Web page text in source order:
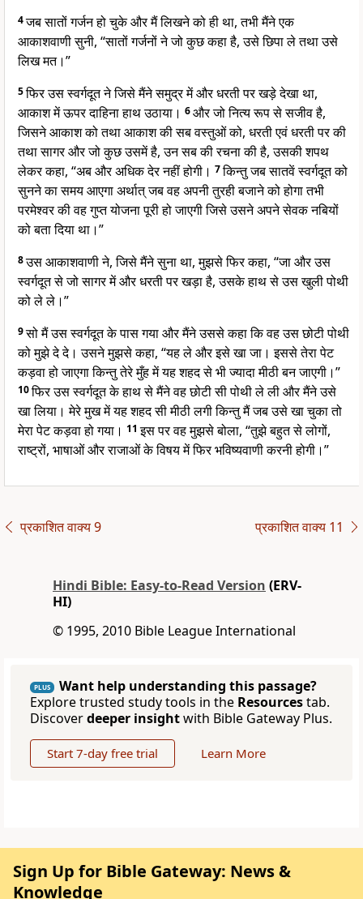
4जब सातों गर्जन हो चुके और मैं लिखने को ही था, तभी मैंने एक
आकाशवाणी सुनी, “सातों गर्जनों ने जो कुछ कहा है, उसे छिपा ले तथा उसे
लिख मत।”
5फिर उस स्वर्गदूत ने जिसे मैंने समुद्र में और धरती पर खड़े देखा था,
आकाश में ऊपर दाहिना हाथ उठाया। 6और जो नित्य रूप से सजीव है,
जिसने आकाश को तथा आकाश की सब वस्तुओं को, धरती एवं धरती पर की
तथा सागर और जो कुछ उसमें है, उन सब की रचना की है, उसकी शपथ
लेकर कहा, “अब और अधिक देर नहीं होगी। 7किन्तु जब सातवें स्वर्गदूत को
सुनने का समय आएगा अर्थात् जब वह अपनी तुरही बजाने को होगा तभी
परमेश्वर की वह गुप्त योजना पूरी हो जाएगी जिसे उसने अपने सेवक नबियों
को बता दिया था।”
8उस आकाशवाणी ने, जिसे मैंने सुना था, मुझसे फिर कहा, “जा और उस
स्वर्गदूत से जो सागर में और धरती पर खड़ा है, उसके हाथ से उस खुली पोथी
को ले ले।”
9सो मैं उस स्वर्गदूत के पास गया और मैंने उससे कहा कि वह उस छोटी पोथी
को मुझे दे दे। उसने मुझसे कहा, “यह ले और इसे खा जा। इससे तेरा पेट
कड़वा हो जाएगा किन्तु तेरे मुँह में यह शहद से भी ज्यादा मीठी बन जाएगी।”
10फिर उस स्वर्गदूत के हाथ से मैंने वह छोटी सी पोथी ले ली और मैंने उसे
खा लिया। मेरे मुख में यह शहद सी मीठी लगी किन्तु मैं जब उसे खा चुका तो
मेरा पेट कड़वा हो गया। 11इस पर वह मुझसे बोला, “तुझे बहुत से लोगों,
राष्ट्रों, भाषाओं और राजाओं के विषय में फिर भविष्यवाणी करनी होगी।”
प्रकाशित वाक्य 9 प्रकाशित वाक्य 11
Hindi Bible: Easy-to-Read Version (ERV-
HI)
© 1995, 2010 Bible League International
PLUS
Want help understanding this passage?
Explore trusted study tools in the Resourcestab.
Discoverdeeper insightwith Bible Gateway Plus.
Start 7-day free trial Learn More
Sign Up for Bible Gateway: News &
Knowledge